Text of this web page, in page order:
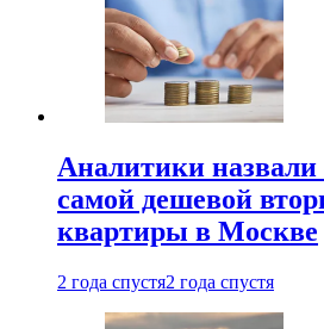
Аналитики назвали
самой дешевой
квартиры в Москве
2 года спустя2 года спустя